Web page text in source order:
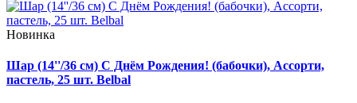
Новинка
Шар (14''/36 см) С Днём Рождения! (бабочки), Ассорти,
пастель, 25 шт. Belbal